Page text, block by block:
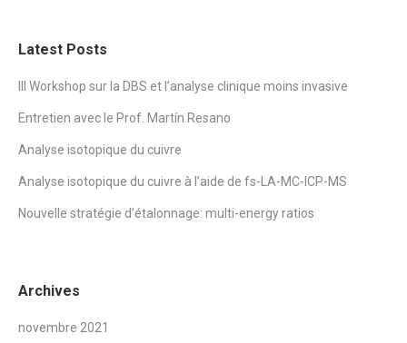
Latest Posts
III Workshop sur la DBS et l’analyse clinique moins invasive
Entretien avec le Prof. Martín Resano
Analyse isotopique du cuivre
Analyse isotopique du cuivre à l’aide de fs-LA-MC-ICP-MS
Nouvelle stratégie d’étalonnage: multi-energy ratios
Archives
novembre 2021